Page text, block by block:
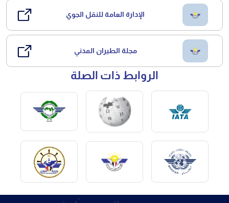
الإدارة العامة للنقل الجوي
مجلة الطيران المدني
الروابط ذات الصلة